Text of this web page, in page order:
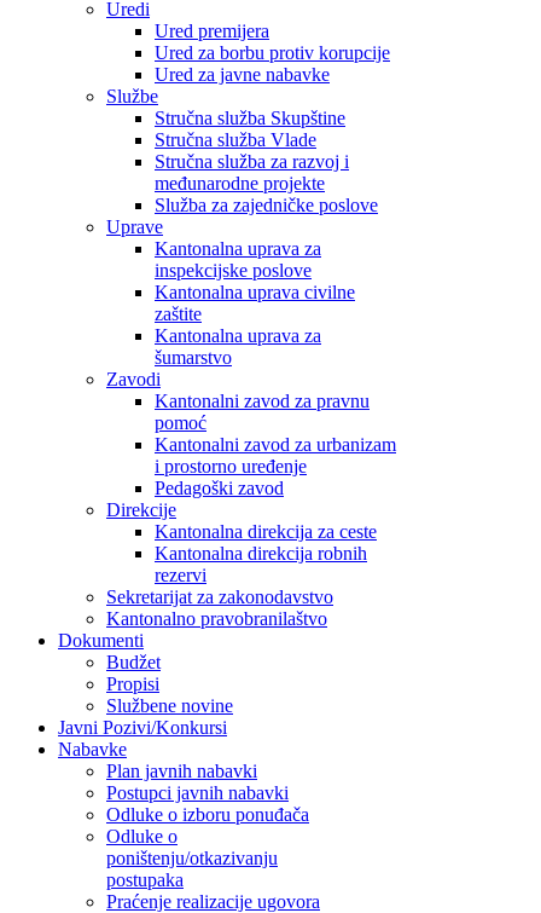
Uredi
Ured premijera
Ured za borbu protiv korupcije
Ured za javne nabavke
Službe
Stručna služba Skupštine
Stručna služba Vlade
Stručna služba za razvoj i
međunarodne projekte
Služba za zajedničke poslove
Uprave
Kantonalna uprava za
inspekcijske poslove
Kantonalna uprava civilne
zaštite
Kantonalna uprava za
šumarstvo
Zavodi
Kantonalni zavod za pravnu
pomoć
Kantonalni zavod za urbanizam
i prostorno uređenje
Pedagoški zavod
Direkcije
Kantonalna direkcija za ceste
Kantonalna direkcija robnih
rezervi
Sekretarijat za zakonodavstvo
Kantonalno pravobranilaštvo
Dokumenti
Budžet
Propisi
Službene novine
Javni Pozivi/Konkursi
Nabavke
Plan javnih nabavki
Postupci javnih nabavki
Odluke o izboru ponuđača
Odluke o
poništenju/otkazivanju
postupaka
Praćenje realizacije ugovora